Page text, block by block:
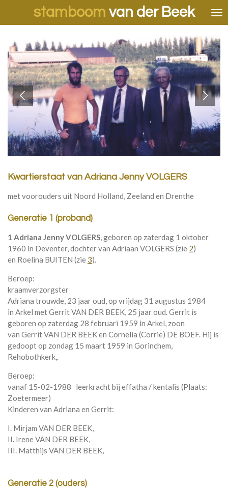
de
hoofdinhoud
stamboom van der Beek
Kwartierstaat van Adriana Jenny VOLGERS
met voorouders uit Noord Holland, Zeeland en Drenthe
Generatie 1 (proband)
1 Adriana Jenny VOLGERS , geboren op zaterdag 1 oktober
1960 in Deventer, dochter van Adriaan VOLGERS (zie 2)
en Roelina BUITEN (zie 3).
Beroep:
kraamverzorgster
Adriana trouwde, 23 jaar oud, op vrijdag 31 augustus 1984
in Arkel metGerrit VAN DER BEEK , 25 jaar oud. Gerrit is
geboren op zaterdag 28 februari 1959 in Arkel , zoon
van Gerrit VAN DER BEEK en Cornelia (Corrie) DE BOEF. Hij is
gedoopt op zondag 15 maart 1959 in Gorinchem,
Rehobothkerk,
Beroep:
vanaf 15-02-1988 leerkracht bij effatha / kentalis (Plaats:
Zoetermeer)
Kinderen van Adriana en Gerrit:
I. Mirjam VAN DER BEEK,
II. Irene VAN DER BEEK,
III. Matthijs VAN DER BEEK,
Generatie 2 (ouders)